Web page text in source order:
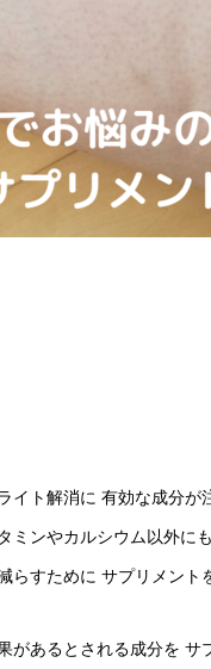
イト解消に 有効な成分
ミンやカルシウム以外
らすために サプリメン
があるとされる成分を